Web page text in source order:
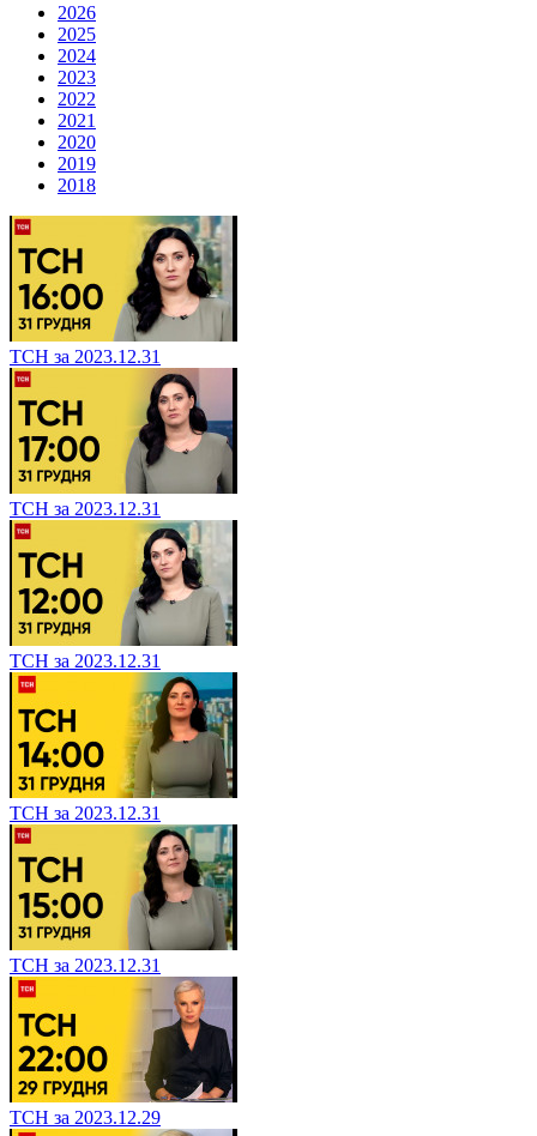
2026
2025
2024
2023
2022
2021
2020
2019
2018
ТСН за 2023.12.31
ТСН за 2023.12.31
ТСН за 2023.12.31
ТСН за 2023.12.31
ТСН за 2023.12.31
ТСН за 2023.12.29